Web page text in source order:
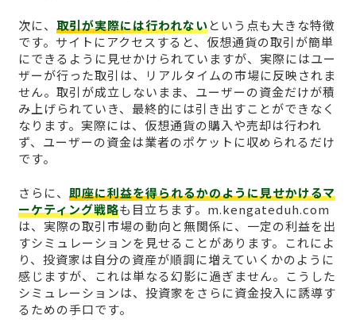
次に、 取引が実際には行われないという点も大きな特徴
です。サイトにアクセスすると、仮想通貨の取引が簡単
にできるように見せかけられていますが、実際にはユー
ザーが行った取引は、リアルタイムの市場に反映されま
せん。取引が成立しないまま、ユーザーの資金だけが積
み上げられていき、最終的には引き出すことができなく
なります。実際には、仮想通貨の購入や売却は行われ
ず、ユーザーの資金は業者のポケットに収められるだけ
です。
さらに、 即座に利益を得られるかのように見せかけるマ
ーケティング戦略も目立ちます。m.kengateduh.com
は、実際の取引市場の動向と無関係に、一定の利益を出
すシミュレーションを見せることがあります。これによ
り、投資家は自分の資産が順調に増えていくかのように
感じますが、これは単なる幻影に過ぎません。こうした
シミュレーションは、投資家をさらに資金投入に誘導す
るための手口です。